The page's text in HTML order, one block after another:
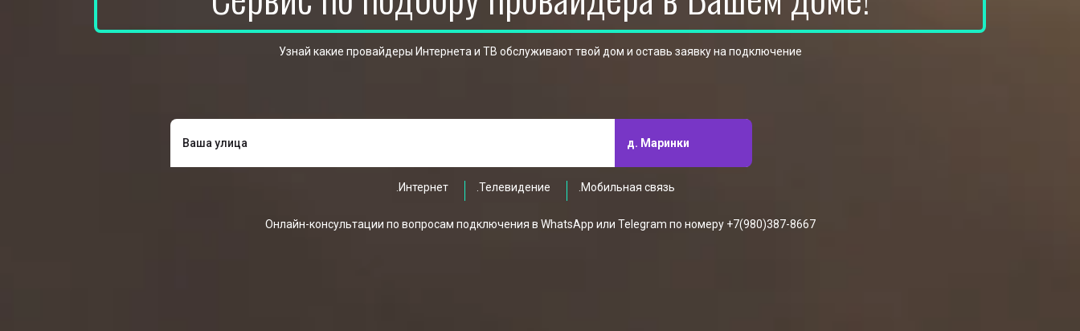
Узнай какие провайдеры Интернета и ТВ обслуживают твой дом и оставь заявку на подключение
д. Маринки
.Интернет .Телевидение .Мобильная связь
Онлайн-консультации по вопросам подключения в WhatsApp или Telegram по номеру +7(980)387-8667